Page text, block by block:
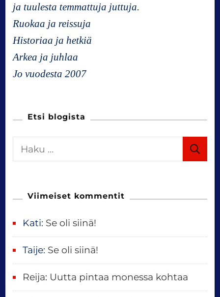
ja tuulesta temmattuja juttuja.
Ruokaa ja reissuja
Historiaa ja hetkiä
Arkea ja juhlaa
Jo vuodesta 2007
Etsi blogista
a
Viimeiset kommentit
Kati: Se oli siinä!
Taije: Se oli siinä!
Reija: Uutta pintaa monessa kohtaa